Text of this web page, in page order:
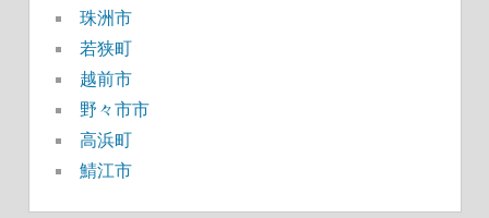
珠洲市
若狭町
越前市
野々市市
高浜町
鯖江市